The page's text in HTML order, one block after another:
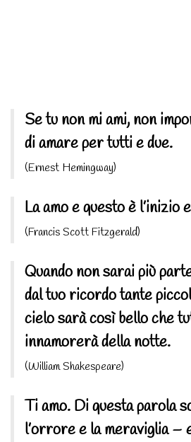
Se tu non mi ami, non
di amare per tutti e due.
(Ernest Hemingway)
La amo e questo è l’inizio
(Francis Scott Fitzgerald)
Quando non sarai più
dal tuo ricordo tante
cielo sarà così bello che
innamorerà della notte.
(William Shakespeare)
Ti amo. Di questa parola
l’orrore e la meraviglia –